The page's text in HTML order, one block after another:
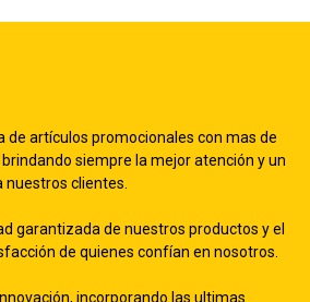
de artículos promocionales con mas de
siempre la mejor atención y un
nuestros clientes.
garantizada de nuestros productos y el
de quienes confían en nosotros.
incorporando las ultimas